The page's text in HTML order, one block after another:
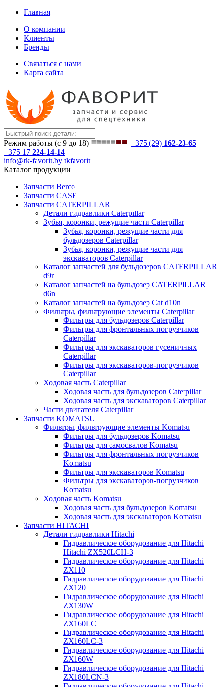
Главная
О компании
Клиенты
Бренды
Связаться с нами
Карта сайта
Режим работы (с 9 до 18) +375 (29) 162-23-65
+375 17 224-14-14
info@tk-favorit.by tkfavorit
Каталог продукции
Запчасти Berco
Запчасти CASE
Запчасти CATERPILLAR
Детали гидравлики Caterpillar
Зубья, коронки, режущие части Caterpillar
Зубья, коронки, режущие части для
бульдозеров Caterpillar
Зубья, коронки, режущие части для
экскаваторов Caterpillar
Каталог запчастей для бульдозеров CATERPILLAR
d9r
Каталог запчастей на бульдозер CATERPILLAR
d6n
Каталог запчастей на бульдозер Сat d10n
Фильтры, фильтрующие элементы Caterpillar
Фильтры для бульдозеров Caterpillar
Фильтры для фронтальных погрузчиков
Caterpillar
Фильтры для экскаваторов гусеничных
Caterpillar
Фильтры для экскаваторов-погрузчиков
Caterpillar
Ходовая часть Caterpillar
Ходовая часть для бульдозеров Caterpillar
Ходовая часть для экскаваторов Caterpillar
Части двигателя Caterpillar
Запчасти KOMATSU
Фильтры, фильтрующие элементы Komatsu
Фильтры для бульдозеров Komatsu
Фильтры для самосвалов Komatsu
Фильтры для фронтальных погрузчиков
Komatsu
Фильтры для экскаваторов Komatsu
Фильтры для экскаваторов-погрузчиков
Komatsu
Ходовая часть Komatsu
Ходовая часть для бульдозеров Komatsu
Ходовая часть для экскаваторов Komatsu
Запчасти HITACHI
Детали гидравлики Hitachi
Гидравлическое оборудование для Hitachi
Hitachi ZX520LCH-3
Гидравлическое оборудование для Hitachi
ZX110
Гидравлическое оборудование для Hitachi
ZX120
Гидравлическое оборудование для Hitachi
ZX130W
Гидравлическое оборудование для Hitachi
ZX160LC
Гидравлическое оборудование для Hitachi
ZX160LC-3
Гидравлическое оборудование для Hitachi
ZX160W
Гидравлическое оборудование для Hitachi
ZX180LCN-3